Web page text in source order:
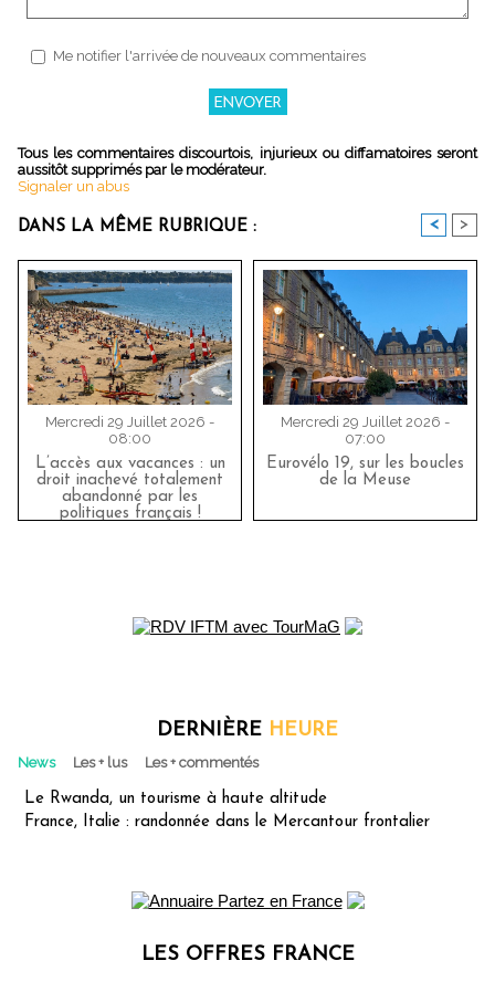
Me notifier l'arrivée de nouveaux commentaires
Tous les commentaires discourtois, injurieux ou diffamatoires seront
aussitôt supprimés par le modérateur.
Signaler un abus
DANS LA MÊME RUBRIQUE : < >
Mercredi 29 Juillet 2026 -
08:00
L’accès aux vacances : un
droit inachevé totalement
abandonné par les
politiques français !
Mercredi 29 Juillet 2026 -
07:00
Eurovélo 19, sur les boucles
de la Meuse
DERNIÈRE HEURE
News Les + lus Les + commentés
Le Rwanda, un tourisme à haute altitude
France, Italie : randonnée dans le Mercantour frontalier
LES OFFRES FRANCE